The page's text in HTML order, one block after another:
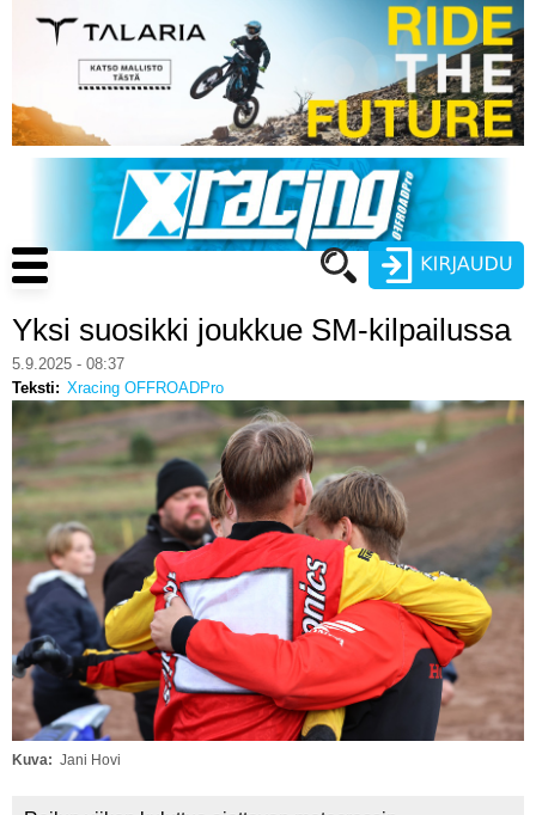
pääsisältöön
Käyttäjätunnus
Salasana
Luo uusi käyttäjätili
Vaihda salasana
Main
navigation
ENDURO
MOTOCROSS
CROSS COUNTRY
MUUT LAJIT
YLEISTÄ ALALTA
LUE DIGILEHDET
ASIAKASPALVELU JA
MEDIATIEDOT
Yksi suosikki joukkue SM-kilpailussa
5.9.2025 - 08:37
Teksti
Xracing OFFROADPro
Kuva Jani Hovi